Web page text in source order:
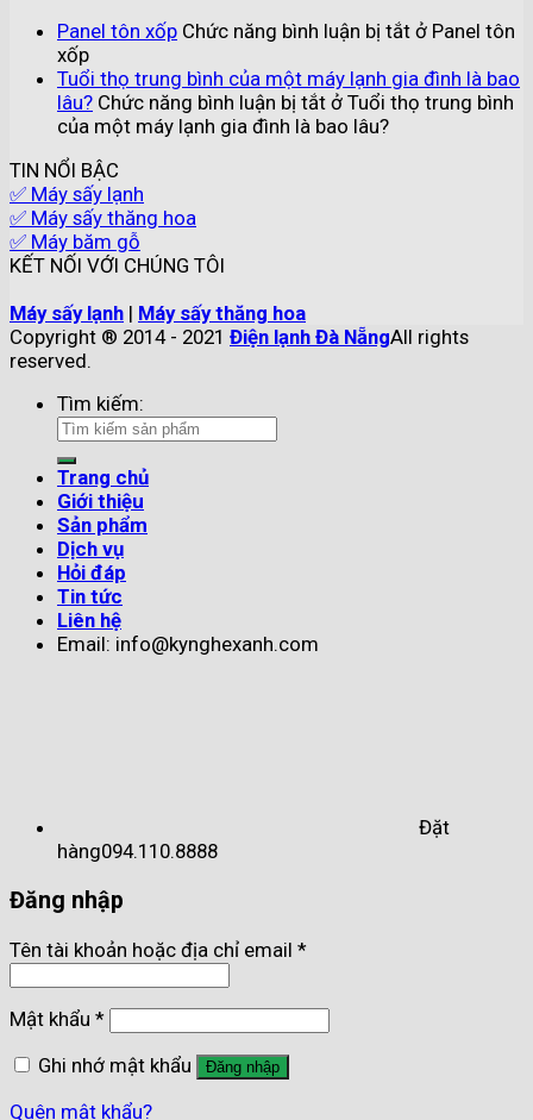
Panel tôn xốp Chức năng bình luận bị tắt ở Panel tôn
xốp
Tuổi thọ trung bình của một máy lạnh gia đình là bao
lâu? Chức năng bình luận bị tắt ở Tuổi thọ trung bình
của một máy lạnh gia đình là bao lâu?
TIN NỔI BẬC
✅ Máy sấy lạnh
✅ Máy sấy thăng hoa
✅ Máy băm gỗ
KẾT NỐI VỚI CHÚNG TÔI
Máy sấy lạnh | Máy sấy thăng hoa
Copyright ® 2014 - 2021 Điện lạnh Đà NẵngAll rights
reserved.
Tìm kiếm:
Trang chủ
Giới thiệu
Sản phẩm
Dịch vụ
Hỏi đáp
Tin tức
Liên hệ
Email: info@kynghexanh.com
Đặt
hàng094.110.8888
Đăng nhập
Tên tài khoản hoặc địa chỉ email *
Mật khẩu *
Ghi nhớ mật khẩu
Đăng nhập
Quên mật khẩu?